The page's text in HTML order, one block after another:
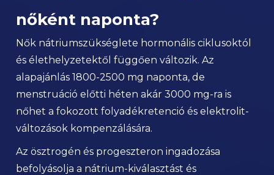
nőként naponta?
Nők nátriumszükséglete hormonális ciklusoktól
és élethelyzetektől függően változik. Az
alapajánlás 1800-2500 mg naponta, de
menstruáció előtti héten akár 3000 mg-ra is
nőhet a fokozott folyadékretenció és elektrolit-
változások kompenzálására.
Az ösztrogén és progeszteron ingadozása
befolyásolja a nátrium-kiválasztást és